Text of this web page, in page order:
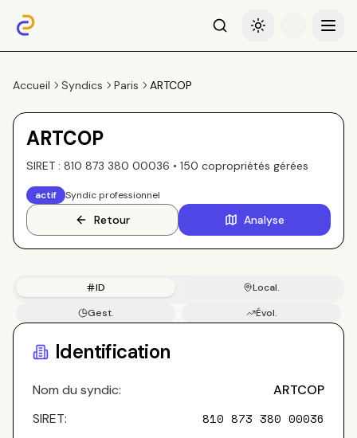
RechercheBasculer le thème
Menu
Accueil Syndics Paris ARTCOP
ARTCOP
SIRET : 810 873 380 00036 • 150 copropriétés gérées
actif Syndic professionnel
Retour Analyse
ID
Local.
Gest.
Évol.
Identification
Nom du syndic:
ARTCOP
SIRET:
810 873 380 00036